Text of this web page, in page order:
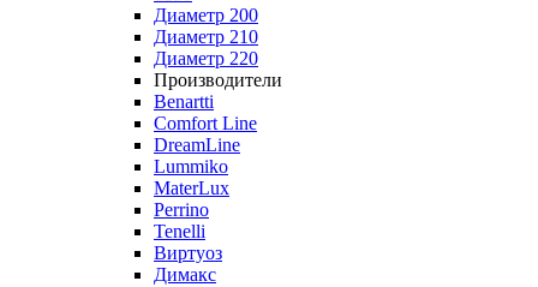
Диаметр 200
Диаметр 210
Диаметр 220
Производители
Benartti
Comfort Line
DreamLine
Lummiko
MaterLux
Perrino
Tenelli
Виртуоз
Димакс